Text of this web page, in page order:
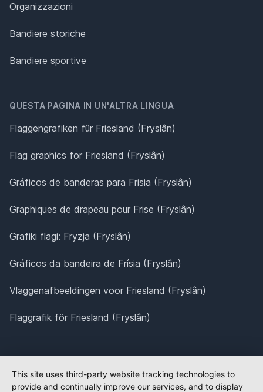
Organizzazioni
Bandiere storiche
Bandiere sportive
QUESTA PAGINA IN UN'ALTRA LINGUA
Flaggengrafiken für Friesland (Fryslân)
Flag graphics for Friesland (Fryslân)
Gráficos de banderas para Frisia (Fryslân)
Graphiques de drapeau pour Frise (Fryslân)
Grafiki flagi: Fryzja (Fryslân)
Gráficos da bandeira de Frísia (Fryslân)
Vlaggenafbeeldingen voor Friesland (Fryslân)
Flaggrafik för Friesland (Fryslân)
This site uses third-party website tracking technologies to
provide and continually improve our services, and to display